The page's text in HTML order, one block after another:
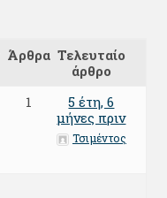
Άρθρα Τελευταίο
άρθρο
1
5 έτη, 6
μήνες πριν
Τσιμέντος